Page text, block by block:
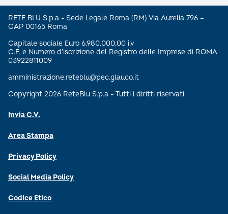
RETE BLU S.p.a - Sede Legale Roma (RM) Via Aurelia 796 –
CAP 00165 Roma
Capitale sociale Euro 6.980.000,00 i.v
C.F. e Numero d’iscrizione del Registro delle Imprese di ROMA
03922811009
amministrazione.reteblu@pec.glauco.it
Copyright 2026 ReteBlu S.p.a - Tutti i diritti riservati.
Invia C.V.
Area Stampa
Privacy Policy
Social Media Policy
Codice Etico